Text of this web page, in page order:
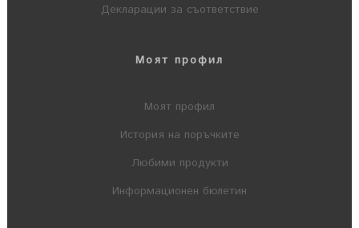
Декларации за съответствие
Моят профил
Моят профил
История на поръчките
Любими продукти
Информационен бюлетин